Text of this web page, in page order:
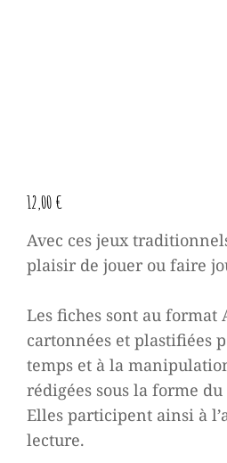
12,00 €
Avec ces jeux
plaisir de jouer ou faire
Les fiches sont au format
cartonnées et plastifiées
temps et à la
rédigées sous la forme
Elles participent ainsi à
lecture.